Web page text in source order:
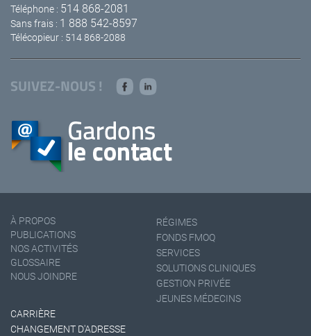
Téléphone : 514 868-2081
Sans frais : 1 888 542-8597
Télécopieur : 514 868-2088
SUIVEZ-NOUS !
À PROPOS
PUBLICATIONS
NOS ACTIVITÉS
GLOSSAIRE
NOUS JOINDRE
RÉGIMES
FONDS FMOQ
SERVICES
SOLUTIONS CLINIQUES
GESTION PRIVÉE
JEUNES MÉDECINS
CARRIÈRE
CHANGEMENT D'ADRESSE